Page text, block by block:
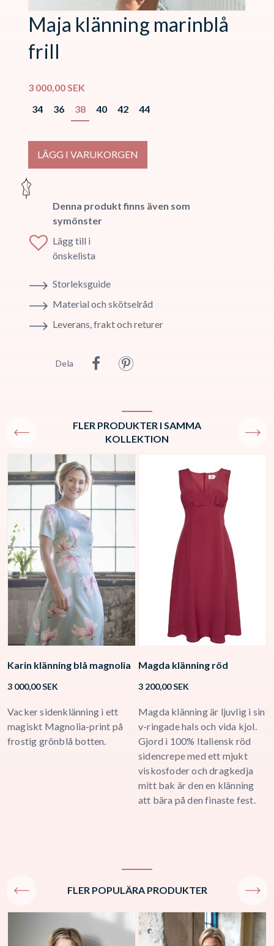
Maja klänning marinblå
frill
3 000,00SEK
34
36 38 40 42 44
LÄGG I VARUKORGEN
Denna produkt finns även som
symönster
Lägg till i
önskelista
Storleksguide
Material och skötselråd
Leverans, frakt och returer
Dela
FLER PRODUKTER I SAMMA
KOLLEKTION
Karin klänning blå magnolia
3 000,00SEK
Vacker sidenklänning i ett
magiskt Magnolia-print på
frostig grönblå botten.
Magda klänning röd
3 200,00SEK
Magda klänning är ljuvlig i sin
v-ringade hals och vida kjol.
Gjord i 100% Italiensk röd
sidencrepe med ett mjukt
viskosfoder och dragkedja
mitt bak är den en klänning
att bära på den finaste fest.
FLER POPULÄRA PRODUKTER